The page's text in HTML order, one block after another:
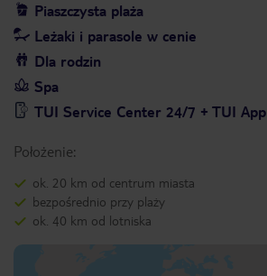
Piaszczysta plaża
Leżaki i parasole w cenie
Dla rodzin
Spa
TUI Service Center 24/7 + TUI App
Położenie:
ok. 20 km od centrum miasta
bezpośrednio przy plaży
ok. 40 km od lotniska